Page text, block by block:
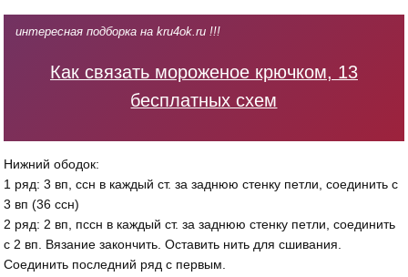
интересная подборка на kru4ok.ru !!!
Как связать мороженое крючком, 13
бесплатных схем
Нижний ободок:
1 ряд: 3 вп, ссн в каждый ст. за заднюю стенку петли, соединить с
3 вп (36 ссн)
2 ряд: 2 вп, пссн в каждый ст. за заднюю стенку петли, соединить
с 2 вп. Вязание закончить. Оставить нить для сшивания.
Соединить последний ряд с первым.